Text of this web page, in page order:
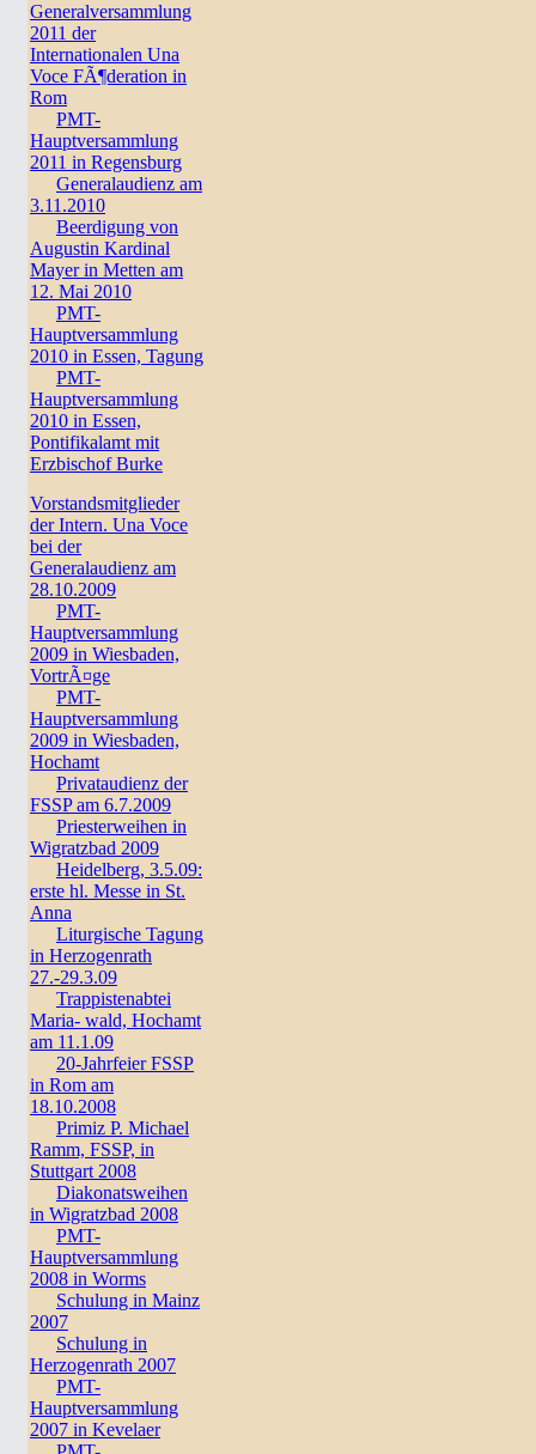
Generalversammlung
2011 der
Internationalen Una
Voce FÃ¶deration in
Rom
PMT-
Hauptversammlung
2011 in Regensburg
Generalaudienz am
3.11.2010
Beerdigung von
Augustin Kardinal
Mayer in Metten am
12. Mai 2010
PMT-
Hauptversammlung
2010 in Essen, Tagung
PMT-
Hauptversammlung
2010 in Essen,
Pontifikalamt mit
Erzbischof Burke
Vorstandsmitglieder
der Intern. Una Voce
bei der
Generalaudienz am
28.10.2009
PMT-
Hauptversammlung
2009 in Wiesbaden,
VortrÃ¤ge
PMT-
Hauptversammlung
2009 in Wiesbaden,
Hochamt
Privataudienz der
FSSP am 6.7.2009
Priesterweihen in
Wigratzbad 2009
Heidelberg, 3.5.09:
erste hl. Messe in St.
Anna
Liturgische Tagung
in Herzogenrath
27.-29.3.09
Trappistenabtei
Maria- wald, Hochamt
am 11.1.09
20-Jahrfeier FSSP
in Rom am
18.10.2008
Primiz P. Michael
Ramm, FSSP, in
Stuttgart 2008
Diakonatsweihen
in Wigratzbad 2008
PMT-
Hauptversammlung
2008 in Worms
Schulung in Mainz
2007
Schulung in
Herzogenrath 2007
PMT-
Hauptversammlung
2007 in Kevelaer